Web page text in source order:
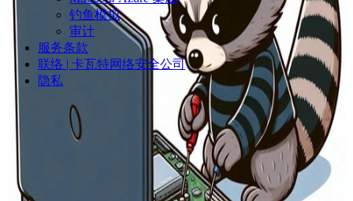
钓鱼模拟
审计
服务条款
联络 | 卡瓦特网络安全公司
隐私